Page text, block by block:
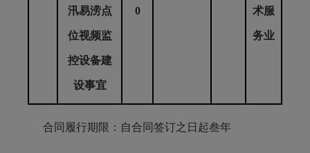
汛易涝点
位视频监
控设备建
设事宜
0 术服
务业
合同履行期限：自合同签订之日起叁年